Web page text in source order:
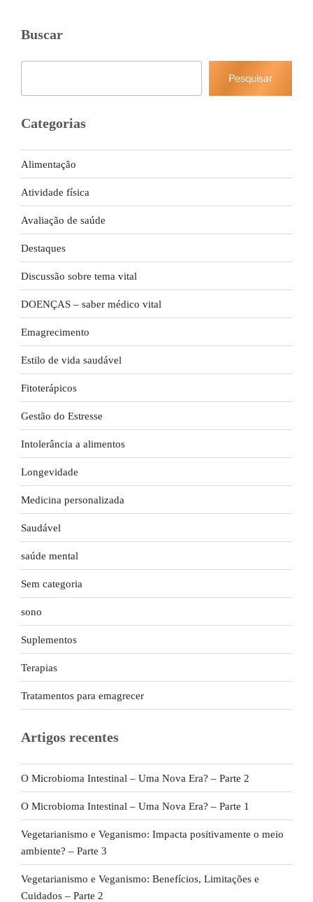
Buscar
Pesquisar
Categorias
Alimentação
Atividade física
Avaliação de saúde
Destaques
Discussão sobre tema vital
DOENÇAS – saber médico vital
Emagrecimento
Estilo de vida saudável
Fitoterápicos
Gestão do Estresse
Intolerância a alimentos
Longevidade
Medicina personalizada
Saudável
saúde mental
Sem categoria
sono
Suplementos
Terapias
Tratamentos para emagrecer
Artigos recentes
O Microbioma Intestinal – Uma Nova Era? – Parte 2
O Microbioma Intestinal – Uma Nova Era? – Parte 1
Vegetarianismo e Veganismo: Impacta positivamente o meio
ambiente? – Parte 3
Vegetarianismo e Veganismo: Benefícios, Limitações e
Cuidados – Parte 2